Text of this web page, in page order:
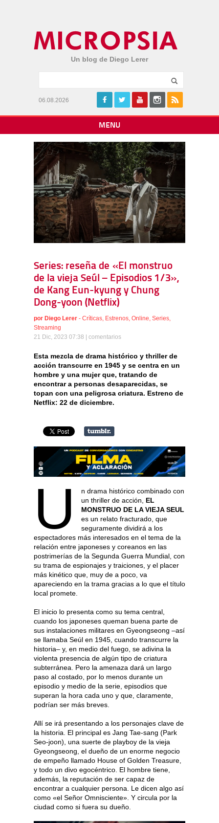
Un blog de Diego Lerer
06.08.2026
MENU
Series: reseña de «El monstruo
de la vieja Seúl – Episodios 1/3»,
de Kang Eun-kyung y Chung
Dong-yoon (Netflix)
por Diego Lerer - Críticas Estrenos Online Series
Streaming
21 Dic, 2023 07:38 | comentarios
Esta mezcla de drama histórico y thriller de
acción transcurre en 1945 y se centra en un
hombre y una mujer que, tratando de
encontrar a personas desaparecidas, se
topan con una peligrosa criatura. Estreno de
Netflix: 22 de diciembre.
U
n drama histórico combinado con
un thriller de acción, EL
MONSTRUO DE LA VIEJA SEUL
es un relato fracturado, que
seguramente dividirá a los
espectadores más interesados en el tema de la
relación entre japoneses y coreanos en las
postrimerías de la Segunda Guerra Mundial, con
su trama de espionajes y traiciones, y el placer
más kinético que, muy de a poco, va
apareciendo en la trama gracias a lo que el título
local promete.
El inicio lo presenta como su tema central,
cuando los japoneses queman buena parte de
sus instalaciones militares en Gyeongseong –así
se llamaba Seúl en 1945, cuando transcurre la
historia– y, en medio del fuego, se adivina la
violenta presencia de algún tipo de criatura
subterránea. Pero la amenaza dará un largo
paso al costado, por lo menos durante un
episodio y medio de la serie, episodios que
superan la hora cada uno y que, claramente,
podrían ser más breves.
Allí se irá presentando a los personajes clave de
la historia. El principal es Jang Tae-sang (Park
Seo-joon), una suerte de playboy de la vieja
Gyeongseong, el dueño de un enorme negocio
de empeño llamado House of Golden Treasure,
y todo un divo egocéntrico. El hombre tiene,
además, la reputación de ser capaz de
encontrar a cualquier persona. Le dicen algo así
como «el Señor Omnisciente». Y circula por la
ciudad como si fuera su dueño.